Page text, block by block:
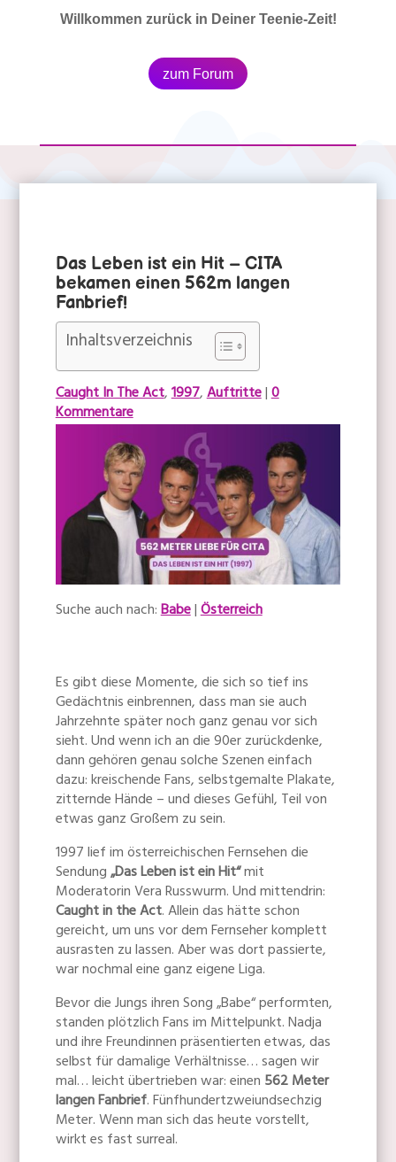
Willkommen zurück in Deiner Teenie-Zeit!
zum Forum
|Österreich
Das Leben ist ein Hit – CITA
bekamen einen 562m langen
Fanbrief!
Inhaltsverzeichnis
Caught In The Act,1997,Auftritte|0
Kommentare
Suche auch nach:Babe|Österreich
Es gibt diese Momente, die sich so tief ins
Gedächtnis einbrennen, dass man sie auch
Jahrzehnte später noch ganz genau vor sich
sieht. Und wenn ich an die 90er zurückdenke,
dann gehören genau solche Szenen einfach
dazu: kreischende Fans, selbstgemalte Plakate,
zitternde Hände – und dieses Gefühl, Teil von
etwas ganz Großem zu sein.
1997 lief im österreichischen Fernsehen die
Sendung„Das Leben ist ein Hit“mit
Moderatorin Vera Russwurm. Und mittendrin:
Caught in the Act. Allein das hätte schon
gereicht, um uns vor dem Fernseher komplett
ausrasten zu lassen. Aber was dort passierte,
war nochmal eine ganz eigene Liga.
Bevor die Jungs ihren Song „Babe“ performten,
standen plötzlich Fans im Mittelpunkt. Nadja
und ihre Freundinnen präsentierten etwas, das
selbst für damalige Verhältnisse… sagen wir
mal… leicht übertrieben war: einen 562 Meter
langen Fanbrief. Fünfhundertzweiundsechzig
Meter. Wenn man sich das heute vorstellt,
wirkt es fast surreal.